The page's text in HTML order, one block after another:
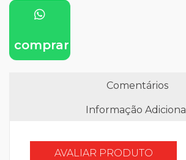
comprar
Comentários
Informação Adicional
AVALIAR PRODUTO